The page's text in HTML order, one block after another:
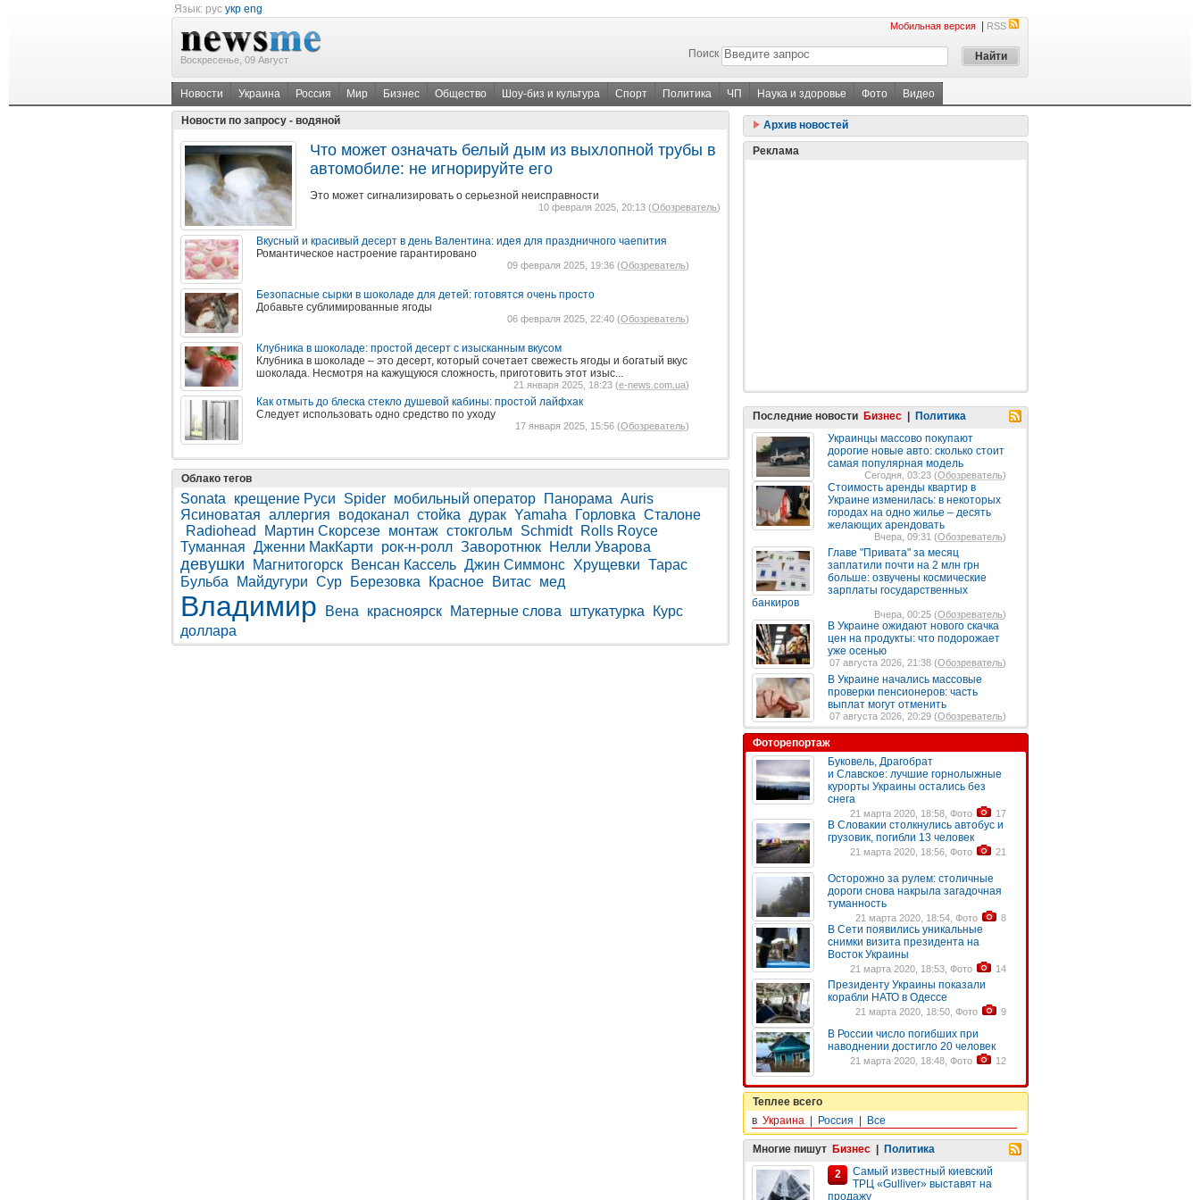
Язык: рус укр eng
Воскресенье, 09 Август
Мобильная версия RSS
Поиск
Новости Украина Россия Мир Бизнес Общество Шоу-биз и культура Спорт Политика ЧП Наука и здоровье Фото Видео
Новости по запросу - водяной
Что может означать белый дым из выхлопной трубы в
автомобиле: не игнорируйте его
Это может сигнализировать о серьезной неисправности
10 февраля 2025, 20:13 (Обозреватель)
Вкусный и красивый десерт в день Валентина: идея для праздничного чаепития
Романтическое настроение гарантировано
09 февраля 2025, 19:36 (Обозреватель)
Безопасные сырки в шоколаде для детей: готовятся очень просто
Добавьте сублимированные ягоды
06 февраля 2025, 22:40 (Обозреватель)
Клубника в шоколаде: простой десерт с изысканным вкусом
Клубника в шоколаде – это десерт, который сочетает свежесть ягоды и богатый вкус
шоколада. Несмотря на кажущуюся сложность, приготовить этот изыс...
21 января 2025, 18:23 (e-news.com.ua)
Как отмыть до блеска стекло душевой кабины: простой лайфхак
Следует использовать одно средство по уходу
17 января 2025, 15:56 (Обозреватель)
Облако тегов
Sonata крещение Руси Spider мобильный оператор Панорама Auris
Ясиноватая аллергия водоканал стойка дурак Yamaha Горловка Сталоне
Radiohead
Мартин Скорсезе монтаж стокгольм Schmidt
Rolls Royce
Туманная Дженни МакКарти рок-н-ролл Заворотнюк Нелли Уварова
девушки Магнитогорск Венсан Кассель Джин Симмонс Хрущевки Тарас
Бульба
Майдугури Сур Березовка Красное Витас мед
Владимир Вена красноярск Матерные слова штукатурка
Курс
доллара
Архив новостей
Реклама
Последние новости Бизнес
Политика
Украинцы массово покупают
дорогие новые авто: сколько стоит
самая популярная модель
Сегодня, 03:23 (Обозреватель)
Стоимость аренды квартир в
Украине изменилась: в некоторых
городах на одно жилье – десять
желающих арендовать
Вчера, 09:31 (Обозреватель)
Главе "Привата" за месяц
заплатили почти на 2 млн грн
больше: озвучены космические
зарплаты государственных
банкиров
Вчера, 00:25 (Обозреватель)
В Украине ожидают нового скачка
цен на продукты: что подорожает
уже осенью
07 августа 2026, 21:38 (Обозреватель)
В Украине начались массовые
проверки пенсионеров: часть
выплат могут отменить
07 августа 2026, 20:29 (Обозреватель)
Фоторепортаж
Буковель, Драгобрат
и Славское: лучшие горнолыжные
курорты Украины остались без
снега
21 марта 2020, 18:58, Фото 17
В Словакии столкнулись автобус и
грузовик, погибли 13 человек
21 марта 2020, 18:56, Фото 21
Осторожно за рулем: столичные
дороги снова накрыла загадочная
туманность
21 марта 2020, 18:54, Фото 8
В Сети появились уникальные
снимки визита президента на
Восток Украины
21 марта 2020, 18:53, Фото 14
Президенту Украины показали
корабли НАТО в Одессе
21 марта 2020, 18:50, Фото 9
В России число погибших при
наводнении достигло 20 человек
21 марта 2020, 18:48, Фото 12
Теплее всего
в Украина Россия Все
Многие пишут Бизнес
Политика
2
Самый известный киевский
ТРЦ «Gulliver» выставят на
продажу